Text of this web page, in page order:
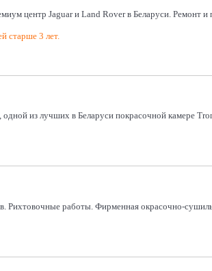
центр Jaguar и Land Rover в Беларуси. Ремонт
старше 3 лет.
из лучших в Беларуси покрасочной камере
Рихтовочные работы. Фирменная окрасочно-